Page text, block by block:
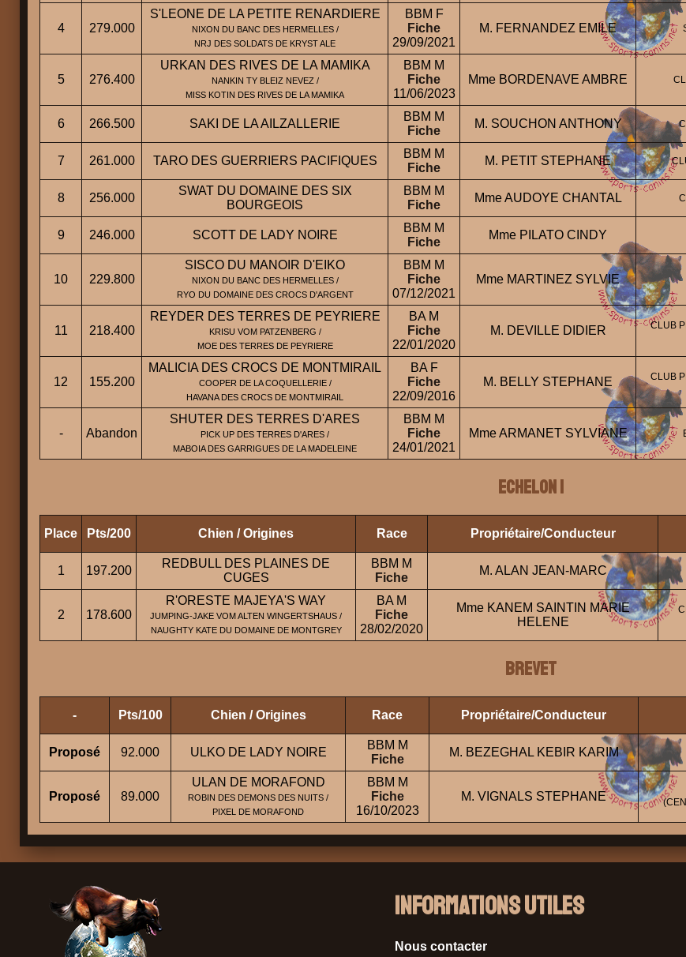
4 279.000
S'LEONE DE LA PETITE RENARDIERE
NIXON DU BANC DES HERMELLES /
NRJ DES SOLDATS DE KRYST ALE
BBM F
Fiche
29/09/2021
M. FERNANDEZ EMILE
5 276.400
URKAN DES RIVES DE LA MAMIKA
NANKIN TY BLEIZ NEVEZ /
MISS KOTIN DES RIVES DE LA MAMIKA
BBM M
Fiche
11/06/2023
Mme BORDENAVE AMBRE
6 266.500 SAKI DE LA AILZALLERIE
BBM M
Fiche
M. SOUCHON ANTHONY
7 261.000 TARO DES GUERRIERS PACIFIQUES
BBM M
Fiche
M. PETIT STEPHANE
8 256.000
SWAT DU DOMAINE DES SIX
BOURGEOIS
BBM M
Fiche
Mme AUDOYE CHANTAL
9 246.000 SCOTT DE LADY NOIRE
BBM M
Fiche
Mme PILATO CINDY
10 229.800
SISCO DU MANOIR D'EIKO
NIXON DU BANC DES HERMELLES /
RYO DU DOMAINE DES CROCS D'ARGENT
BBM M
Fiche
07/12/2021
Mme MARTINEZ SYLVIE
11 218.400
REYDER DES TERRES DE PEYRIERE
KRISU VOM PATZENBERG /
MOE DES TERRES DE PEYRIERE
BA M
Fiche
22/01/2020
M. DEVILLE DIDIER
CLUB
12 155.200
MALICIA DES CROCS DE MONTMIRAIL
COOPER DE LA COQUELLERIE /
HAVANA DES CROCS DE MONTMIRAIL
BA F
Fiche
22/09/2016
M. BELLY STEPHANE
CLUB
- Abandon
SHUTER DES TERRES D'ARES
PICK UP DES TERRES D'ARES /
MABOIA DES GARRIGUES DE LA MADELEINE
BBM M
Fiche
24/01/2021
Mme ARMANET SYLVIANE
ECHELON 1
Place Pts/200 Chien / Origines Race Propriétaire/Conducteur
1 197.200
REDBULL DES PLAINES DE
CUGES
BBM M
Fiche
M. ALAN JEAN-MARC
2 178.600
R'ORESTE MAJEYA'S WAY
JUMPING-JAKE VOM ALTEN WINGERTSHAUS /
NAUGHTY KATE DU DOMAINE DE MONTGREY
BA M
Fiche
28/02/2020
Mme KANEM SAINTIN MARIE
HELENE
BREVET
- Pts/100 Chien / Origines Race Propriétaire/Conducteur
Proposé 92.000 ULKO DE LADY NOIRE
BBM M
Fiche
M. BEZEGHAL KEBIR KARIM
Proposé 89.000
ULAN DE MORAFOND
ROBIN DES DEMONS DES NUITS /
PIXEL DE MORAFOND
BBM M
Fiche
16/10/2023
M. VIGNALS STEPHANE
Informations Utiles
Nous contacter